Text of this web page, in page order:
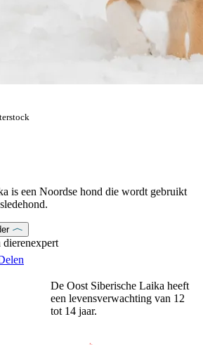
is een Noordse hond die wordt gebruikt
De Oost Siberische Laika heeft
een levensverwachting van 12
tot 14 jaar.